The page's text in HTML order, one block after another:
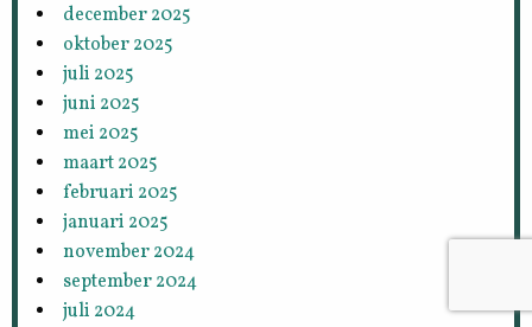
december 2025
oktober 2025
juli 2025
juni 2025
mei 2025
maart 2025
februari 2025
januari 2025
november 2024
september 2024
juli 2024